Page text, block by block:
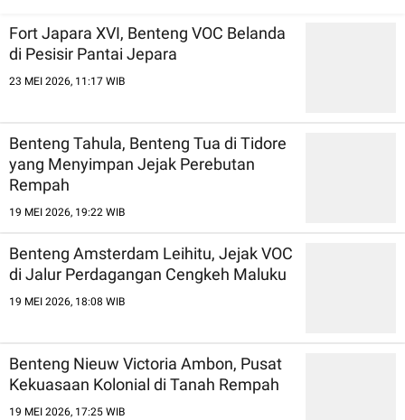
Fort Japara XVI, Benteng VOC Belanda
di Pesisir Pantai Jepara
23 MEI 2026, 11:17 WIB
Benteng Tahula, Benteng Tua di Tidore
yang Menyimpan Jejak Perebutan
Rempah
19 MEI 2026, 19:22 WIB
Benteng Amsterdam Leihitu, Jejak VOC
di Jalur Perdagangan Cengkeh Maluku
19 MEI 2026, 18:08 WIB
Benteng Nieuw Victoria Ambon, Pusat
Kekuasaan Kolonial di Tanah Rempah
19 MEI 2026, 17:25 WIB